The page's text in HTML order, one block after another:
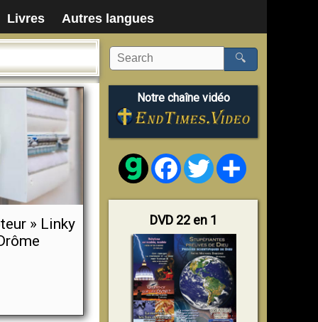
Livres Autres langues
» Linky
🔍
Notre chaîne vidéo
FacebookTwitter
DVD 22 en 1